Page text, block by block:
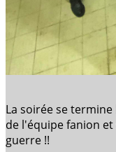
La soirée se
de l'équipe fanion
guerre !!